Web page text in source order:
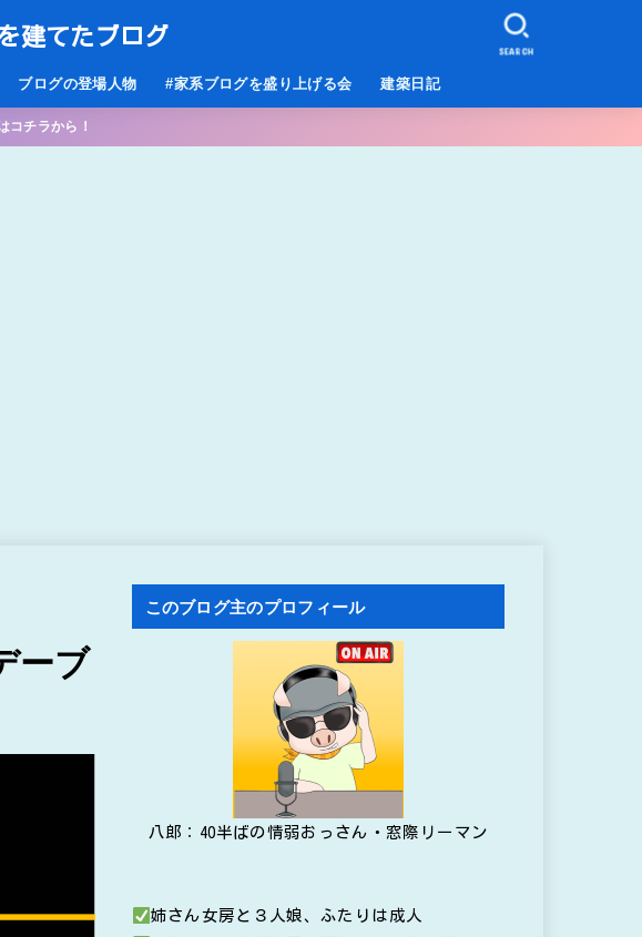
建てたブログ
ブログの登場人物 #家系ブログを盛り上げる会 建築日記
SEARCH
コチラから！
ーブ
このブログ主のプロフィール
八郎：40半ばの情弱おっさん・窓際リーマン
姉さん女房と３人娘、ふたりは成人